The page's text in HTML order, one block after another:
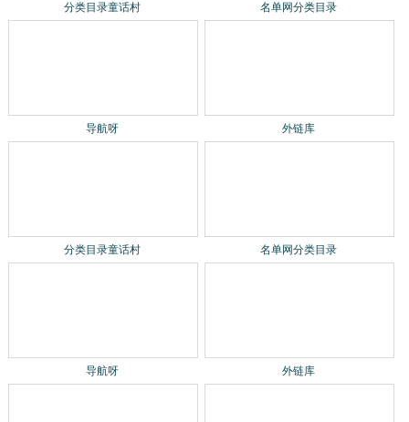
分类目录童话村
名单网分类目录
导航呀